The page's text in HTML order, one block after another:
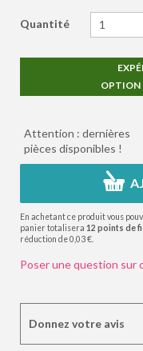
Quantité
OPTION
Attention : dernières
pièces disponibles !
En achetant ce produit vous
panier totalisera 12 points de
réduction de0,03 €
Poser une question sur
Donnez votre avis